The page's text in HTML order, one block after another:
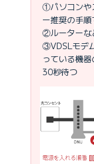
①パソコンや
ー推奨の手
②ルーターな
③VDSLモデ
っている機
30秒待つ